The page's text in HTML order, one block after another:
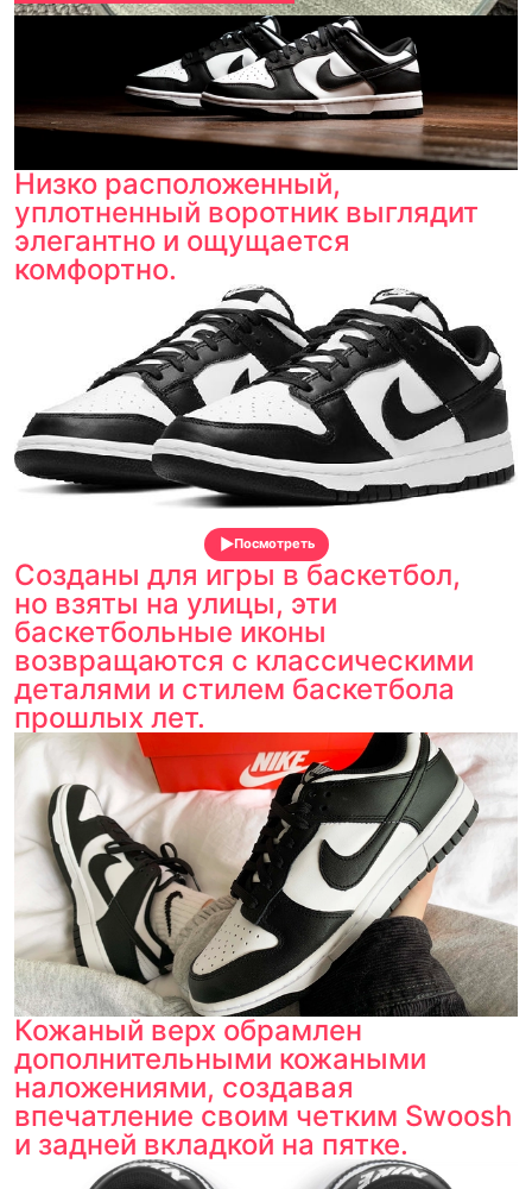
Низко расположенный,
уплотненный воротник выглядит
элегантно и ощущается
комфортно.
Посмотреть
Созданы для игры в баскетбол,
но взяты на улицы, эти
баскетбольные иконы
возвращаются с классическими
деталями и стилем баскетбола
прошлых лет.
Кожаный верх обрамлен
дополнительными кожаными
наложениями, создавая
впечатление своим четким Swoosh
и задней вкладкой на пятке.